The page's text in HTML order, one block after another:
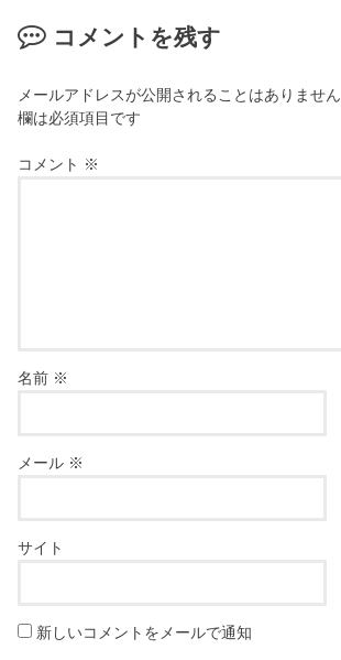
コメントを残す
メールアドレスが公開されることはありません
欄は必須項目です
コメント ※
名前 ※
メール ※
サイト
新しいコメントをメールで通知